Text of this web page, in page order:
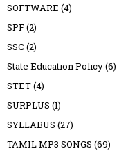
SOFTWARE (4)
SPF(2)
SSC (2)
State Education Policy(6)
STET(4)
SURPLUS (1)
SYLLABUS (27)
TAMIL MP3 SONGS (69)